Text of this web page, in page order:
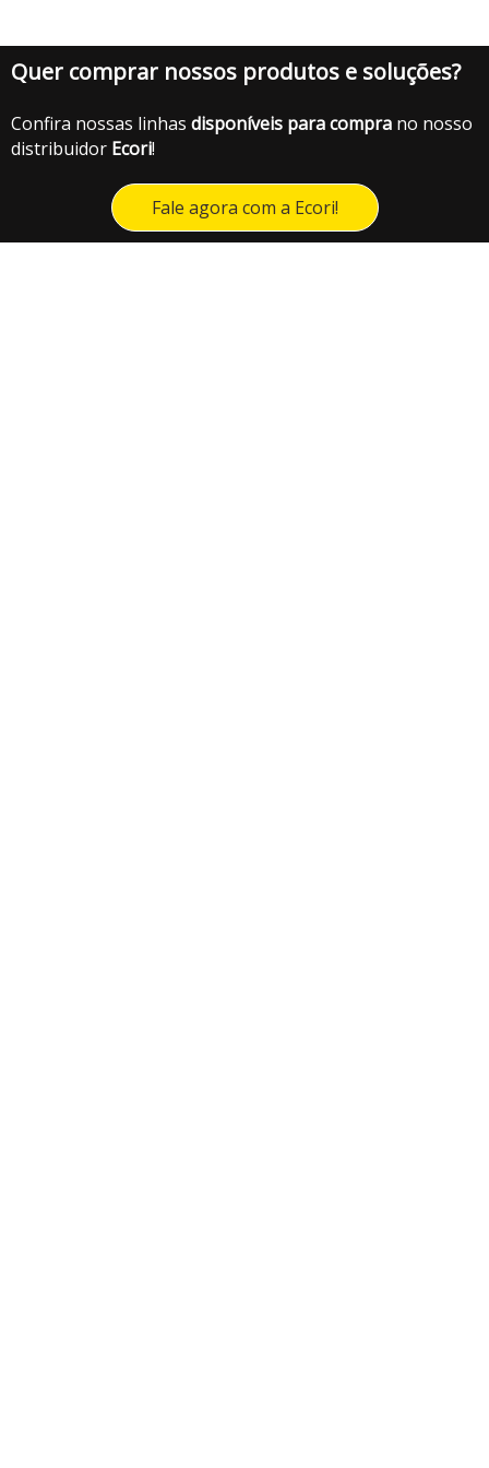
Quer comprar nossos produtos e soluções?
Confira nossas linhas disponíveis para compra no nosso
distribuidor Ecori!
Fale agora com a Ecori!